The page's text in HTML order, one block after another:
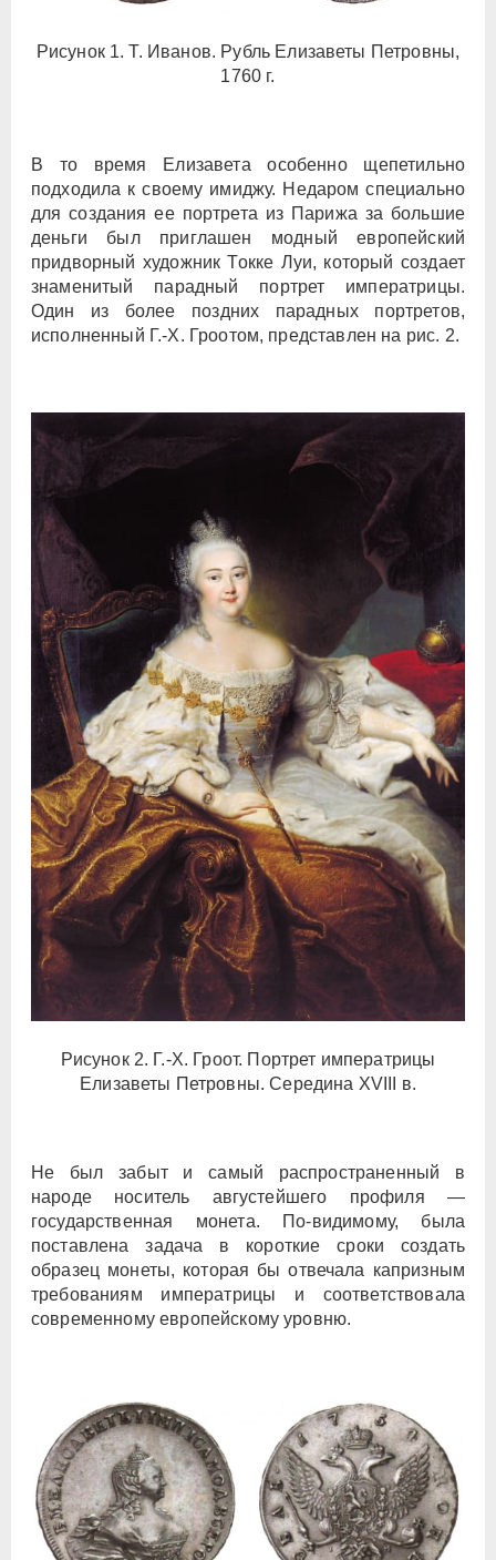
Рисунок 1. Т. Иванов. Рубль Елизаветы Петровны,
1760 г.
В то время Елизавета особенно щепетильно
подходила к своему имиджу. Недаром специально
для создания ее портрета из Парижа за большие
деньги был приглашен модный европейский
придворный художник Токке Луи, который создает
знаменитый парадный портрет императрицы.
Один из более поздних парадных портретов,
исполненный Г.-Х. Гроотом, представлен на рис. 2.
Рисунок 2. Г.-X. Гроот. Портрет императрицы
Елизаветы Петровны. Середина XVIII в.
Не был забыт и самый распространенный в
народе носитель августейшего профиля —
государственная монета. По-видимому, была
поставлена задача в короткие сроки создать
образец монеты, которая бы отвечала капризным
требованиям императрицы и соответствовала
современному европейскому уровню.